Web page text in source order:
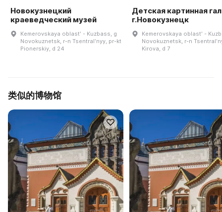
Новокузнецкий
краеведческий музей
Kemerovskaya oblastʹ - Kuzbass, g
Novokuznetsk, r-n Tsentralʹnyy, pr-kt
Pionerskiy, d 24
Детская картинная
г.Новокузнецк
Kemerovskaya oblastʹ -
Novokuznetsk, r-n
Kirova, d 7
类似的博物馆